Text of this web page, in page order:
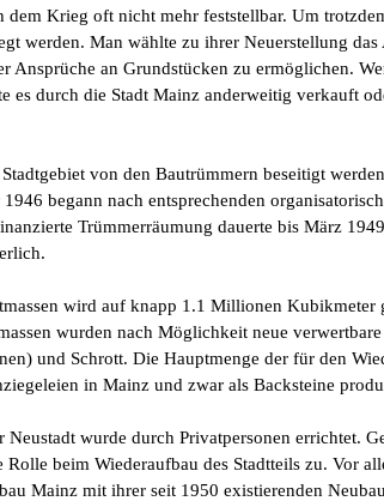
dem Krieg oft nicht mehr feststellbar. Um
werden. Man wählte zu ihrer Neuerstellung
Ansprüche an Grundstücken zu ermöglichen.
es durch die Stadt Mainz anderweitig verkauft
von den Bautrümmern beseitigt
begann nach entsprechenden
Trümmerräumung dauerte bis März
wird auf knapp 1.1 Millionen Kubikmeter
wurden nach Möglichkeit neue
und Schrott. Die Hauptmenge der für den
in Mainz und zwar als Backsteine
wurde durch Privatpersonen errichtet.
beim Wiederaufbau des Stadtteils zu. Vor
Mainz mit ihrer seit 1950 existierenden